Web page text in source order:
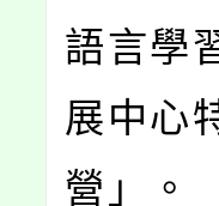
語言學
展中心
營」。